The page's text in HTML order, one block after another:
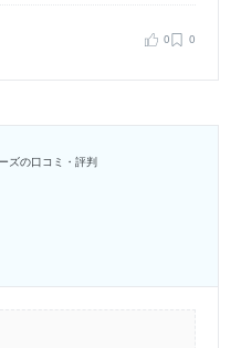
0 0
ズの口コミ・評判